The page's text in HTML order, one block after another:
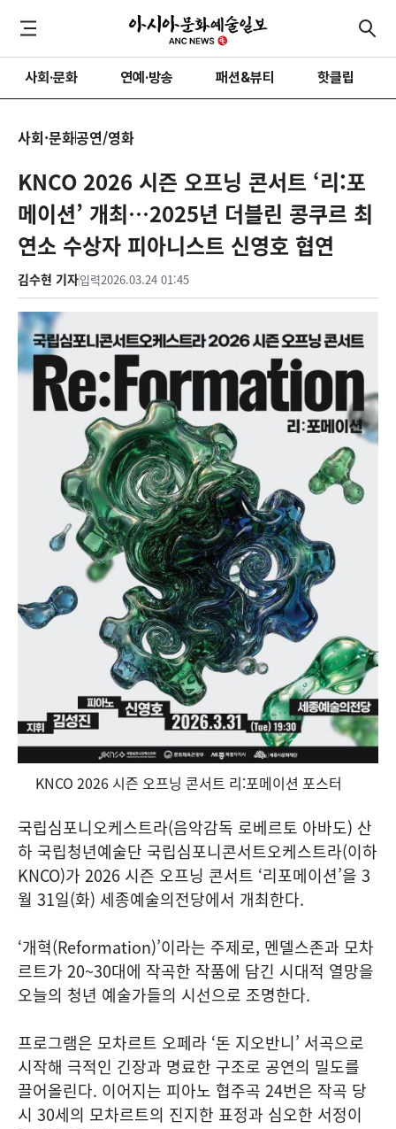
사회·문화 연예·방송 패션&뷰티 핫클립
사회·문화공연/영화
KNCO 2026 시즌 오프닝 콘서트 ‘리:포
메이션’ 개최…2025년 더블린 콩쿠르 최
연소 수상자 피아니스트 신영호 협연
김수현 기자입력2026.03.24 01:45
KNCO 2026 시즌 오프닝 콘서트 리:포메이션 포스터
국립심포니오케스트라(음악감독 로베르토 아바도) 산
하 국립청년예술단 국립심포니콘서트오케스트라(이하
KNCO)가 2026 시즌 오프닝 콘서트 ‘리포메이션’을 3
월 31일(화) 세종예술의전당에서 개최한다.
‘개혁(Reformation)’이라는 주제로, 멘델스존과 모차
르트가 20~30대에 작곡한 작품에 담긴 시대적 열망을
오늘의 청년 예술가들의 시선으로 조명한다.
프로그램은 모차르트 오페라 ‘돈 지오반니’ 서곡으로
시작해 극적인 긴장과 명료한 구조로 공연의 밀도를
끌어올린다. 이어지는 피아노 협주곡 24번은 작곡 당
시 30세의 모차르트의 진지한 표정과 심오한 서정이